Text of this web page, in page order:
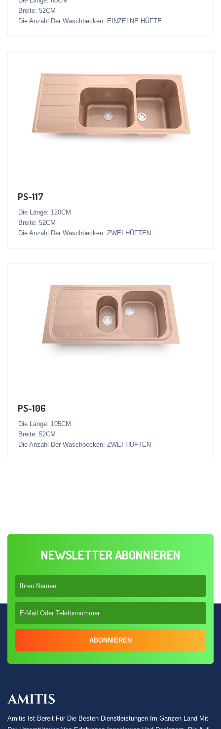
Breite: 52CM
Die Anzahl Der Waschbecken: EINZELNE HÜFTE
PS-117
Die Länge: 120CM
Breite: 52CM
Die Anzahl Der Waschbecken: ZWEI HÜFTEN
PS-106
Die Länge: 105CM
Breite: 52CM
Die Anzahl Der Waschbecken: ZWEI HÜFTEN
NEWSLETTER ABONNIEREN
ABONNIEREN
Amitis Ist Bereit Für Die Besten Dienstleistungen Im Ganzen Land Mit